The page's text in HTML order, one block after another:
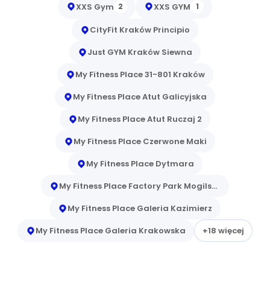
XXS Gym 2 XXS GYM 1
CityFit Kraków Principio
Just GYM Kraków Siewna
My Fitness Place 31-801 Kraków
My Fitness Place Atut Galicyjska
My Fitness Place Atut Ruczaj 2
My Fitness Place Czerwone Maki
My Fitness Place Dytmara
My Fitness Place Factory Park Mogilska
My Fitness Place Galeria Kazimierz
My Fitness Place Galeria Krakowska
+18 więcej